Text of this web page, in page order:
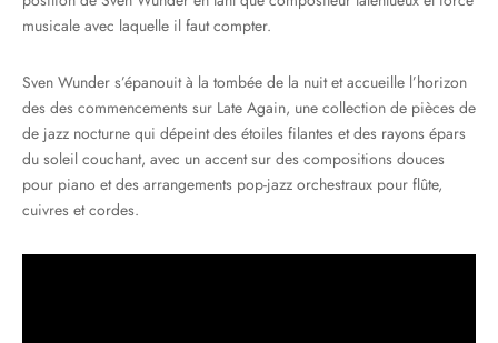
musicale avec laquelle il faut compter.
Sven Wunder s’épanouit à la tombée de la nuit et accueille l’horizon
des des commencements sur Late Again, une collection de pièces de
de jazz nocturne qui dépeint des étoiles filantes et des rayons épars
du soleil couchant, avec un accent sur des compositions douces
pour piano et des arrangements pop-jazz orchestraux pour flûte,
cuivres et cordes.